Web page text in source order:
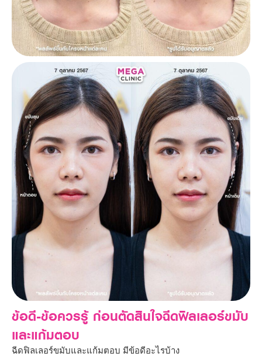
ข้อดี-ข้อควรรู้ ก่อนตัดสินใจฉีดฟิลเลอร์ขมับ
และแก้มตอบ
ฉีดฟิลเลอร์ขมับและแก้มตอบ มีข้อดีอะไรบ้าง